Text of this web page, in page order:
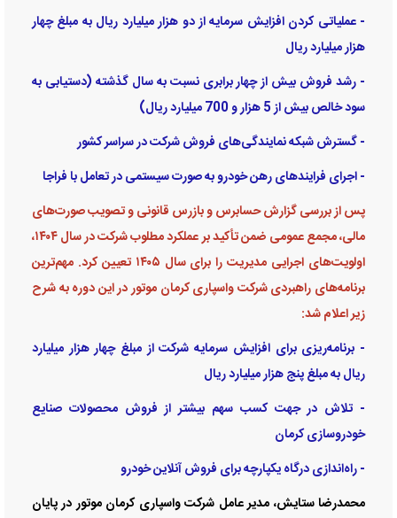
- عملیاتی کردن افزایش سرمایه از دو هزار میلیارد ریال به مبلغ چهار
هزار میلیارد ریال
- رشد فروش بیش از چهار برابری نسبت به سال گذشته (دستیابی به
سود خالص بیش از 5 هزار و 700 میلیارد ریال)
- گسترش شبکه نمایندگی‌های فروش شرکت در سراسر کشور
- اجرای فرایند‌های رهن خودرو به صورت سیستمی در تعامل با فراجا
پس از بررسی گزارش حسابرس و بازرس قانونی و تصویب صورت‌های
مالی، مجمع عمومی ضمن تأکید بر عملکرد مطلوب شرکت در سال ۱۴۰۴،
اولویت‌های اجرایی مدیریت را برای سال ۱۴۰۵ تعیین کرد. مهم‌ترین
برنامه‌های راهبردی شرکت واسپاری کرمان موتور در این دوره به شرح
زیر اعلام شد:
- برنامه‌ریزی برای افزایش سرمایه شرکت از مبلغ چهار هزار میلیارد
ریال به مبلغ پنج هزار میلیارد ریال
- تلاش در جهت کسب سهم بیشتر از فروش محصولات صنایع
خودروسازی کرمان
- راه‌اندازی درگاه یکپارچه برای فروش آنلاین خودرو
محمدرضا ستایش، مدیر عامل شرکت واسپاری کرمان موتور در پایان